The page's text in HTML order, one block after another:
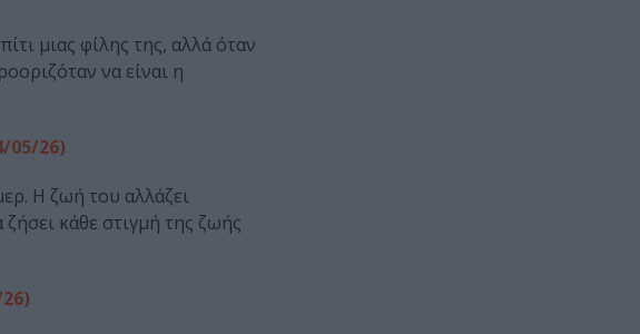
μιας φίλης της, αλλά όταν
να είναι η
05/26)
Η ζωή του αλλάζει
ζήσει κάθε στιγμή της ζωής